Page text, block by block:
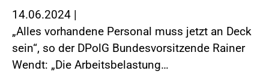
14.06.2024 |
„Alles vorhandene Personal muss jetzt an Deck
sein“, so der DPolG Bundesvorsitzende Rainer
Wendt: „Die Arbeitsbelastung…